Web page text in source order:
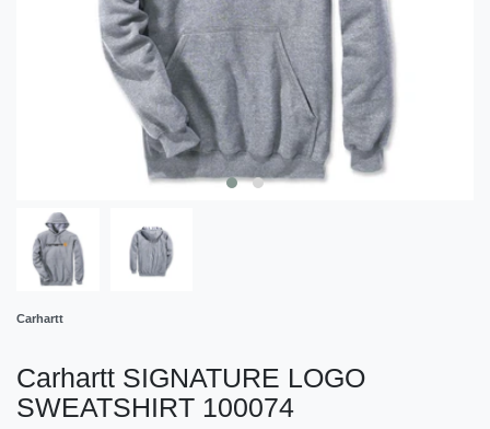
Carhartt
Carhartt SIGNATURE LOGO
SWEATSHIRT 100074